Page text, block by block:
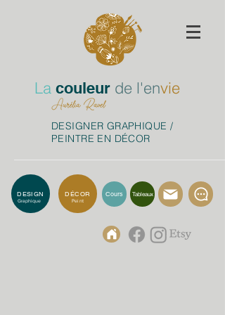
La couleur de l'envie
DESIGNER GRAPHIQUE /
PEINTRE EN DÉCOR
DESIGN
Graphique
DÉCOR
Peint
Cours Tableaux